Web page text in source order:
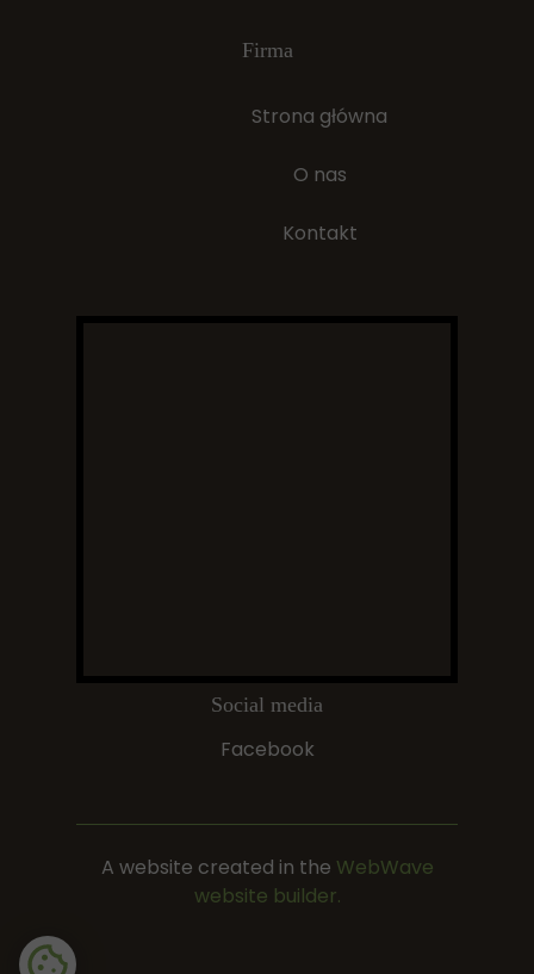
Firma
Strona główna
O nas
Kontakt
Social media
Facebook
A website created in the WebWave
website builder.